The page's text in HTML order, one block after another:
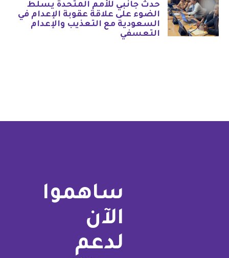
حدث جانبي للأمم المتحدة يسلط
الضوء على علاقة عقوبة الإعدام في
السعودية مع التعذيب والإعدام
التعسفي
ساهموا
الآن
لدعم